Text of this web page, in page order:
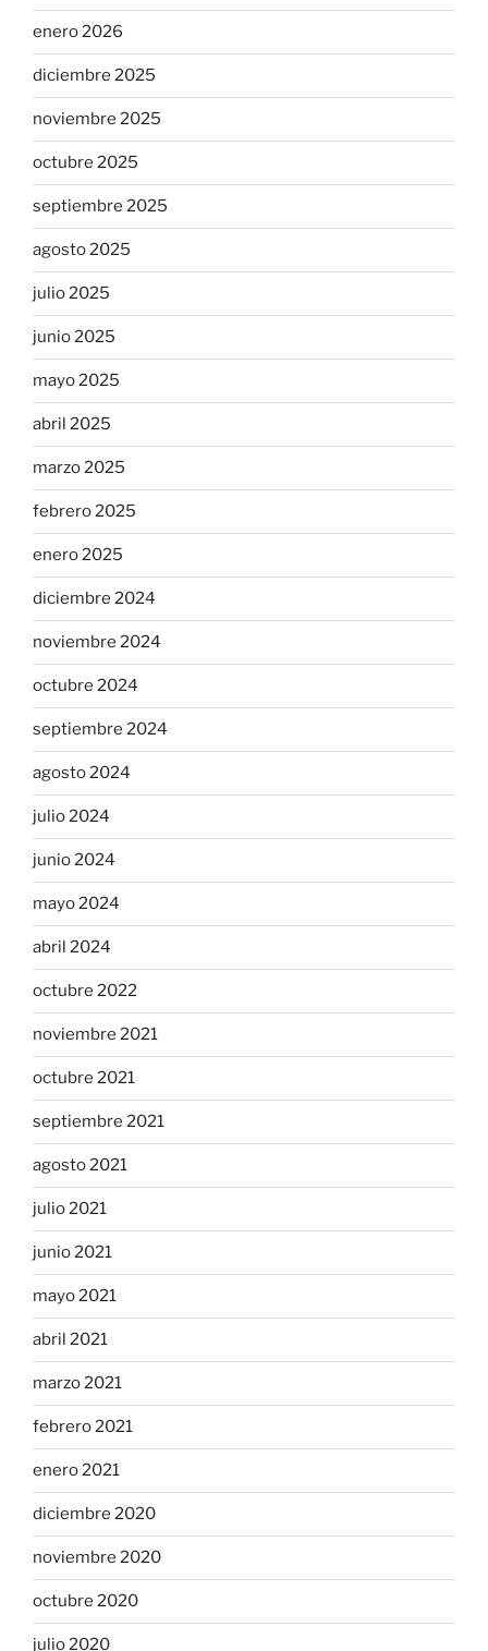
enero 2026
diciembre 2025
noviembre 2025
octubre 2025
septiembre 2025
agosto 2025
julio 2025
junio 2025
mayo 2025
abril 2025
marzo 2025
febrero 2025
enero 2025
diciembre 2024
noviembre 2024
octubre 2024
septiembre 2024
agosto 2024
julio 2024
junio 2024
mayo 2024
abril 2024
octubre 2022
noviembre 2021
octubre 2021
septiembre 2021
agosto 2021
julio 2021
junio 2021
mayo 2021
abril 2021
marzo 2021
febrero 2021
enero 2021
diciembre 2020
noviembre 2020
octubre 2020
julio 2020